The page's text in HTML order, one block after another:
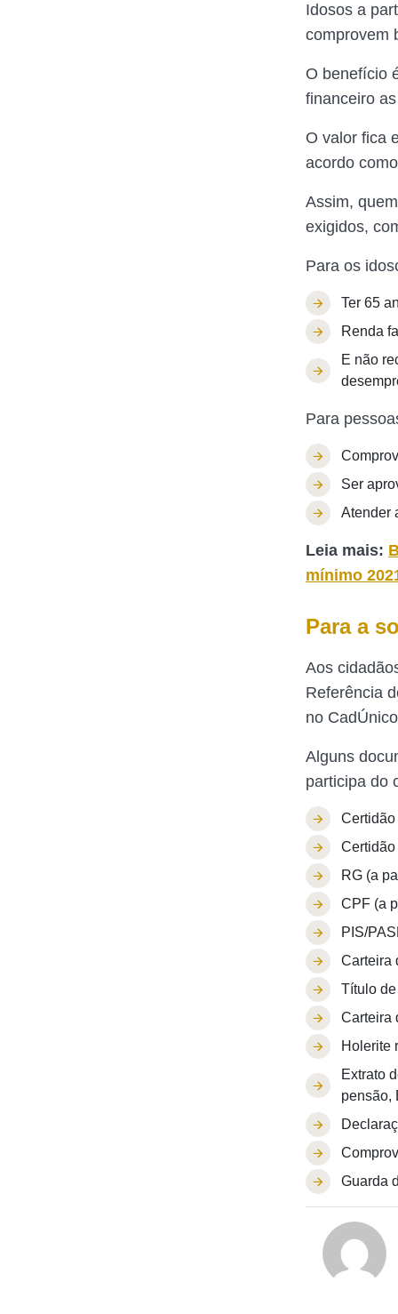
Idosos a
comprovem
O benefício
financeiro
O valor fica
acordo
Assim,
exigidos,
Para os
Ter 65
Renda
E não
Para
Ser
Atender
Leia mais:
mínimo
Para a
Aos
Referência
no
Alguns
participa do
RG (a
CPF (a
PIS/
Carteira
Título
Carteira
Holerite
Extrato
pensão,
Guarda